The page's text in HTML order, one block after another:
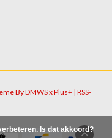
ByDMWSxPlus+ | RSS-
Is dat akkoord?